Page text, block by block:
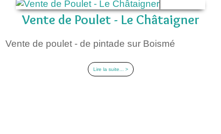
Vente de Poulet - Le Châtaigner
Vente de poulet - de pintade sur Boismé
Lire la suite... >